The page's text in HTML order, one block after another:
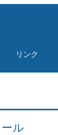
リンク
ル